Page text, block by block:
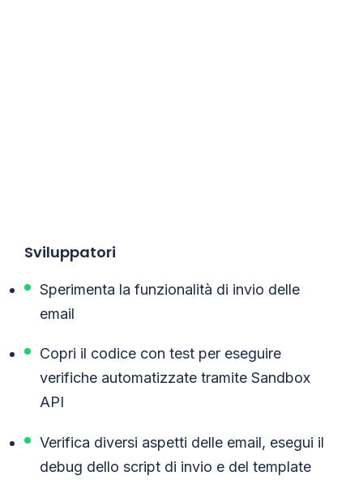
Sviluppatori
Sperimenta la funzionalità di invio delle
email
Copri il codice con test per eseguire
verifiche automatizzate tramite Sandbox
API
Verifica diversi aspetti delle email, esegui il
debug dello script di invio e del template